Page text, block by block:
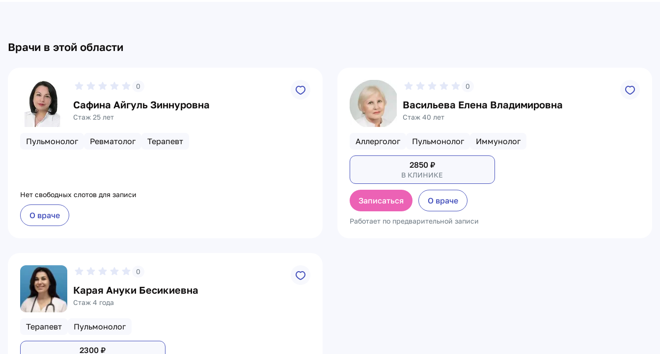
Врачи в этой области
0
Сафина Айгуль Зиннуровна
Стаж 25 лет
Пульмонолог Ревматолог Терапевт
Нет свободных слотов для записи
О враче
0
Васильева Елена Владимировна
Стаж 40 лет
Аллерголог Пульмонолог Иммунолог
2850₽
В КЛИНИКЕ
Записаться О враче
Работает по предварительной записи
0
Карая Ануки Бесикиевна
Стаж 4 года
Терапевт Пульмонолог
2300 ₽